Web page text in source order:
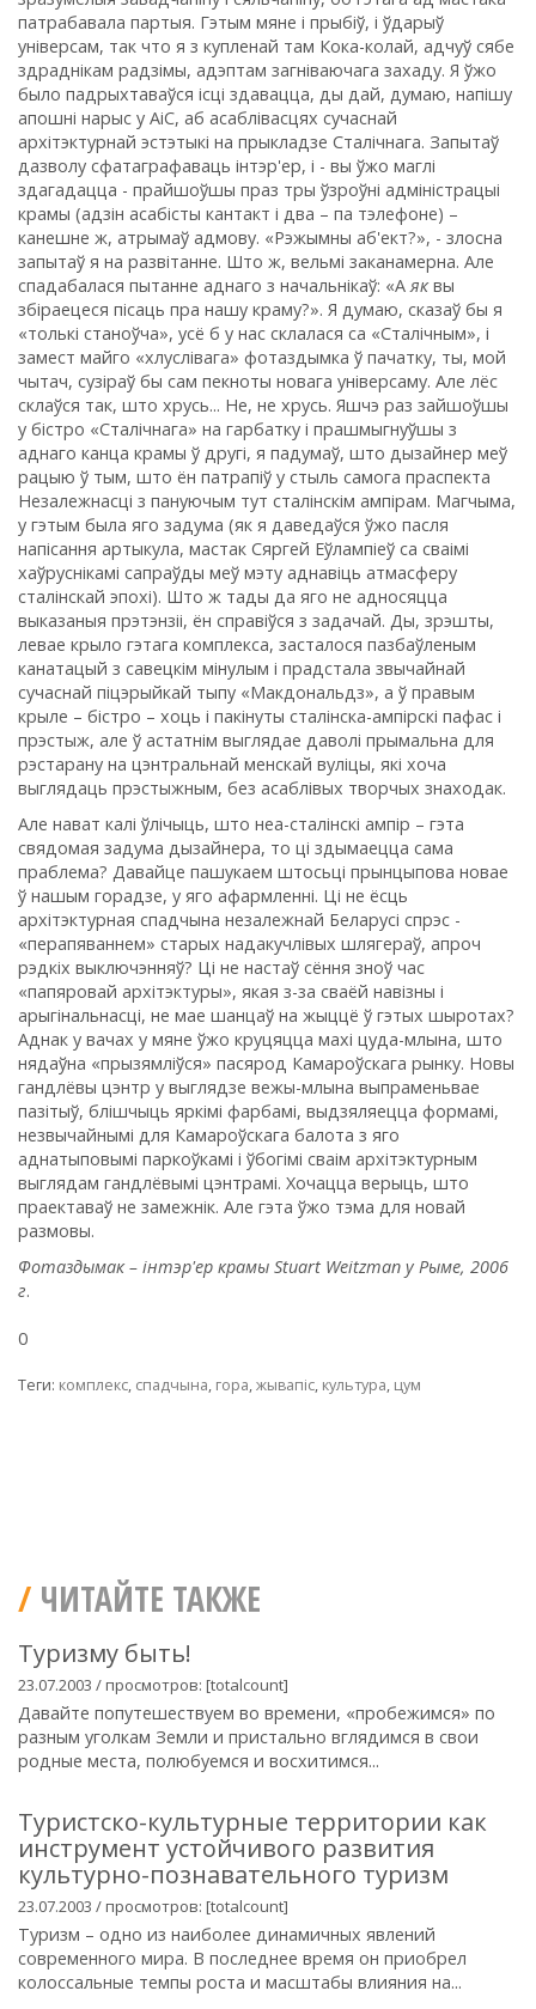
патрабавала партыя. Гэтым мяне і прыбіў, і ўдарыў
універсам, так что я з купленай там Кока-колай, адчуў сябе
здраднікам радзімы, адэптам загніваючага захаду. Я ўжо
было падрыхтаваўся ісці здавацца, ды дай, думаю, напішу
апошні нарыс у АіС, аб асаблівасцях сучаснай
архітэктурнай эстэтыкі на прыкладзе Сталічнага. Запытаў
дазволу сфатаграфаваць інтэр'ер, і - вы ўжо маглі
здагадацца - прайшоўшы праз тры ўзроўні адміністрацыі
крамы (адзін асабісты кантакт і два – па тэлефоне) –
канешне ж, атрымаў адмову. «Рэжымны аб'ект?», - злосна
запытаў я на развітанне. Што ж, вельмі заканамерна. Але
спадабалася пытанне аднаго з начальнікаў: «Аяквы
збіраецеся пісаць пра нашу краму?». Я думаю, сказаў бы я
«толькі станоўча», усё б у нас склалася са «Сталічным», і
замест майго «хлуслівага» фотаздымка ў пачатку, ты, мой
чытач, сузіраў бы сам пекноты новага універсаму. Але лёс
склаўся так, што хрусь... Не, не хрусь. Яшчэ раз зайшоўшы
у бістро «Сталічнага» на гарбатку і прашмыгнуўшы з
аднаго канца крамы ў другі, я падумаў, што дызайнер меў
рацыю ў тым, што ён патрапіў у стыль самога праспекта
Незалежнасці з пануючым тут сталінскім ампірам. Магчыма,
у гэтым была яго задума (як я даведаўся ўжо пасля
напісання артыкула, мастак Сяргей Еўлампіеў са сваімі
хаўруснікамі сапраўды меў мэту аднавіць атмасферу
сталінскай эпохі). Што ж тады да яго не адносяцца
выказаныя прэтэнзіі, ён справіўся з задачай. Ды, зрэшты,
левае крыло гэтага комплекса, засталося пазбаўленым
канатацый з савецкім мінулым і прадстала звычайнай
сучаснай піцэрыйкай тыпу «Макдональдз», а ў правым
крыле – бістро – хоць і пакінуты сталінска-ампірскі пафас і
прэстыж, але ў астатнім выглядае даволі прымальна для
рэстарану на цэнтральнай менскай вуліцы, які хоча
выглядаць прэстыжным, без асаблівых творчых знаходак.
Але нават калі ўлічыць, што неа-сталінскі ампір – гэта
свядомая задума дызайнера, то ці здымаецца сама
праблема? Давайце пашукаем штосьці прынцыпова новае
ў нашым горадзе, у яго афармленні. Ці не ёсць
архітэктурная спадчына незалежнай Беларусі спрэс -
«перапяваннем» старых надакучлівых шлягераў, апроч
рэдкіх выключэнняў? Ці не настаў сёння зноў час
«папяровай архітэктуры», якая з-за сваёй навізны і
арыгінальнасці, не мае шанцаў на жыццё ў гэтых шыротах?
Аднак у вачах у мяне ўжо круцяцца махі цуда-млына, што
нядаўна «прызямліўся» пасярод Камароўскага рынку. Новы
гандлёвы цэнтр у выглядзе вежы-млына выпраменьвае
пазітыў, блішчыць яркімі фарбамі, выдзяляецца формамі,
незвычайнымі для Камароўскага балота з яго
аднатыповымі паркоўкамі і ўбогімі сваім архітэктурным
выглядам гандлёвымі цэнтрамі. Хочацца верыць, што
праектаваў не замежнік. Але гэта ўжо тэма для новай
размовы.
Фотаздымак – інтэр'ер крамы Stuart Weitzman у Рыме, 2006
г.
0
Теги: комплекс, спадчына, гора,жывапіс, культура, цум
ЧИТАЙТЕ ТАКЖЕ
Туризму быть!
23.07.2003 / просмотров: [totalcount]
Давайте попутешествуем во времени, «пробежимся» по
разным уголкам Земли и пристально вглядимся в свои
родные места, полюбуемся и восхитимся...
Туристско-культурные территории как
инструмент устойчивого развития
культурно-познавательного туризм
23.07.2003 / просмотров: [totalcount]
Туризм – одно из наиболее динамичных явлений
современного мира. В последнее время он приобрел
колоссальные темпы роста и масштабы влияния на...